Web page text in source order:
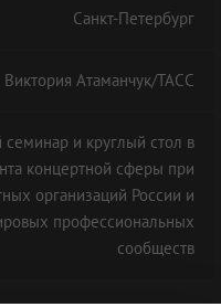
Санкт-Петербург
Виктория Атаманчук/ТАСС
и круглый стол в
концертной сферы при
организаций России и
профессиональных
сообществ